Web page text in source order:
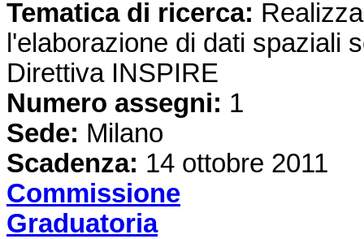
Tematica di ricerca:
l'elaborazione di dati spaziali
Direttiva INSPIRE
Numero assegni: 1
Sede: Milano
Scadenza: 14 ottobre 2011
Commissione
Graduatoria